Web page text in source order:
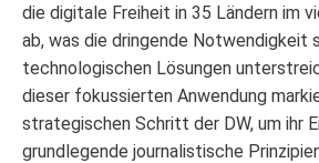
die digitale Freiheit in 35 Ländern im
ab, was die dringende Notwendigkeit
technologischen Lösungen
dieser fokussierten Anwendung
strategischen Schritt der DW, um ihr
grundlegende journalistische